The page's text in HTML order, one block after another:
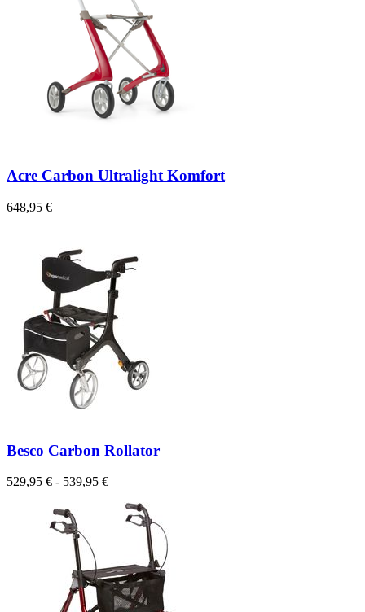
Acre Carbon Ultralight Komfort
648,95 €
Besco Carbon Rollator
529,95 € - 539,95 €